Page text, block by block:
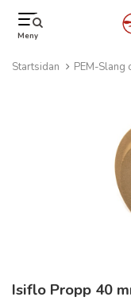
Meny
Startsidan PEM-Slang
Isiflo Propp 40